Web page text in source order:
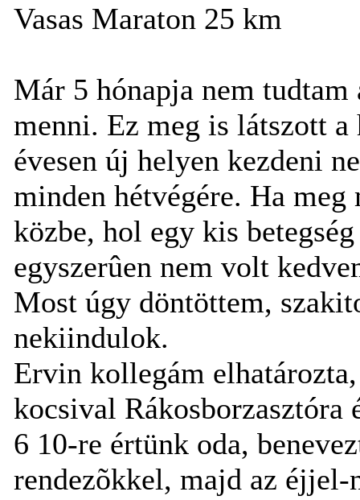
Vasas Maraton 25 km
Már 5 hónapja nem
menni. Ez meg is látszott
évesen új helyen kezdeni
minden hétvégére. Ha
közbe, hol egy kis
egyszerûen nem volt
Most úgy döntöttem,
nekiindulok.
Ervin kollegám
kocsival Rákosborzasztóra
6 10-re értünk oda,
rendezõkkel, majd az éjjel-